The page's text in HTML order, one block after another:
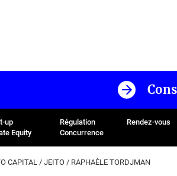
up
Equity
Régulation
Concurrence
Rendez-vous
CAPITAL / JEITO / RAPHAÈLE TORDJMAN